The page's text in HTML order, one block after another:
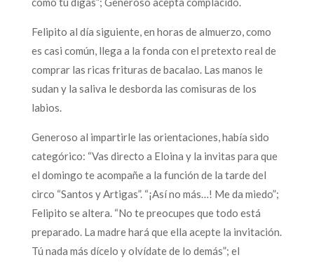
Felipito al día siguiente, en horas de almuerzo, como
es casi común, llega a la fonda con el pretexto real de
comprar las ricas frituras de bacalao. Las manos le
sudan y la saliva le desborda las comisuras de los
labios.
Generoso al impartirle las orientaciones, había sido
categórico: “Vas directo a Eloina y la invitas para que
el domingo te acompañe a la función de la tarde del
circo “Santos y Artigas”. “¡Así no más…! Me da miedo”;
Felipito se altera. “No te preocupes que todo está
preparado. La madre hará que ella acepte la invitación.
Tú nada más dícelo y olvídate de lo demás”; el